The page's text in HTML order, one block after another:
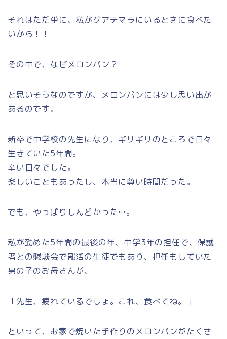
それはただ単に、私がグアテマラにいるときに食べた
いから！！
その中で、なぜメロンパン？
と思いそうなのですが、メロンパンには少し思い出が
あるのです。
新卒で中学校の先生になり、ギリギリのところで日々
生きていた5年間。
辛い日々でした。
楽しいこともあったし、本当に尊い時間だった。
でも、やっぱりしんどかった…。
私が勤めた5年間の最後の年、中学3年の担任で、保護
者との懇談会で部活の生徒でもあり、担任もしていた
男の子のお母さんが、
「先生、疲れているでしょ。これ、食べてね。」
といって、お家で焼いた手作りのメロンパンがたくさ